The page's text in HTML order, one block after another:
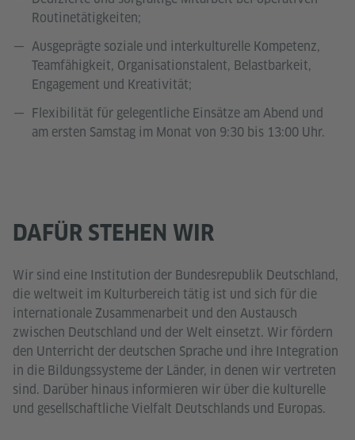
Routinetätigkeiten;
Ausgeprägte soziale und interkulturelle Kompetenz,
Teamfähigkeit, Organisationstalent, Belastbarkeit,
Engagement und Kreativität;
Flexibilität für gelegentliche Einsätze am Abend und
am ersten Samstag im Monat von 9:30 bis 13:00 Uhr.
DAFÜR STEHEN WIR
Wir sind eine Institution der Bundesrepublik Deutschland,
die weltweit im Kulturbereich tätig ist und sich für die
internationale Zusammenarbeit und den Austausch
zwischen Deutschland und der Welt einsetzt. Wir fördern
den Unterricht der deutschen Sprache und ihre Integration
in die Bildungssysteme der Länder, in denen wir vertreten
sind. Darüber hinaus informieren wir über die kulturelle
und gesellschaftliche Vielfalt Deutschlands und Europas.